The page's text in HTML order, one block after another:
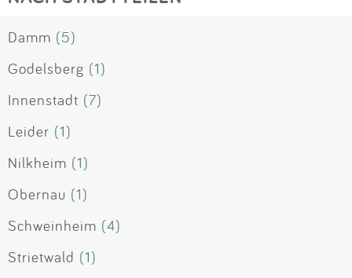
Damm (5)
Godelsberg (1)
Innenstadt (7)
Leider (1)
Nilkheim (1)
Obernau (1)
Schweinheim (4)
Strietwald (1)